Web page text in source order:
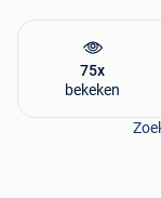
75x
bekeken